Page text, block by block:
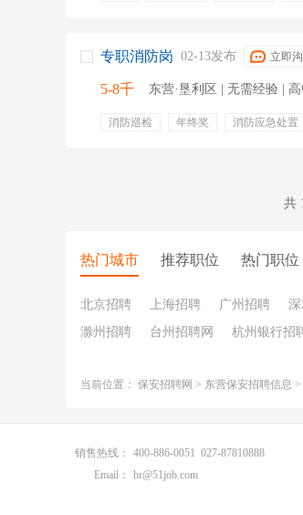
带薪年休假
专职消防岗 02-13发布 立即
5-8千 东营·垦利区 | 无需经验 | 高
消防巡检 年终奖 消防应急处置
共
热门城市 推荐职位 热门职位
北京招聘 上海招聘 广州招聘
滁州招聘
台州招聘网 杭州银行招
当前位置： 保安招聘网 > 东营保安招聘信息 >
销售热线：
400-886-0051 027-87810888
Email：
hr@51job.com